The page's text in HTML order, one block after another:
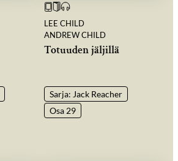
LEE CHILD
ANDREW CHILD
Totuuden jäljillä
Sarja: Jack Reacher
Osa 29